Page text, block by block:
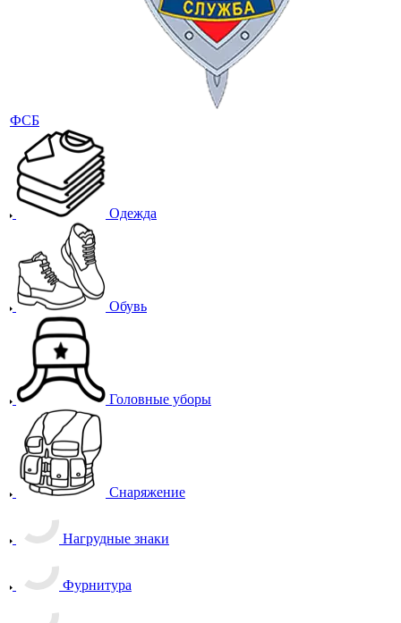
ФСБ
Одежда
Обувь
Головные уборы
Снаряжение
Нагрудные знаки
Фурнитура